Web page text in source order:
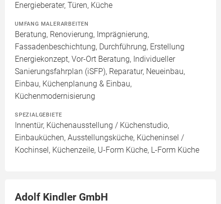
Energieberater, Türen, Küche
UMFANG MALERARBEITEN
Beratung, Renovierung, Imprägnierung,
Fassadenbeschichtung, Durchführung, Erstellung
Energiekonzept, Vor-Ort Beratung, Individueller
Sanierungsfahrplan (iSFP), Reparatur, Neueinbau,
Einbau, Küchenplanung & Einbau,
Küchenmodernisierung
SPEZIALGEBIETE
Innentür, Küchenausstellung / Küchenstudio,
Einbauküchen, Ausstellungsküche, Kücheninsel /
Kochinsel, Küchenzeile, U-Form Küche, L-Form Küche
Adolf Kindler GmbH